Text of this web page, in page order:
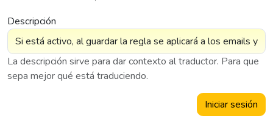
Descripción
La descripción sirve para dar contexto al traductor. Para que
sepa mejor qué está traduciendo.
Iniciar sesión